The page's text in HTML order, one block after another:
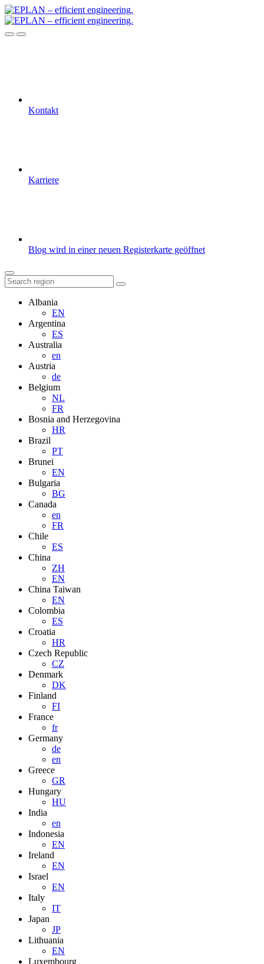
Kontakt
Karriere
Blog wird in einer neuen Registerkarte geöffnet
Albania
EN
Argentina
ES
Australia
en
Austria
de
Belgium
NL
FR
Bosnia and Herzegovina
HR
Brazil
PT
Brunei
EN
Bulgaria
BG
Canada
en
FR
Chile
ES
China
ZH
EN
China Taiwan
EN
Colombia
ES
Croatia
HR
Czech Republic
CZ
Denmark
DK
Finland
FI
France
fr
Germany
de
en
Greece
GR
Hungary
HU
India
en
Indonesia
EN
Ireland
EN
Israel
EN
Italy
IT
Japan
JP
Lithuania
EN
Luxembourg